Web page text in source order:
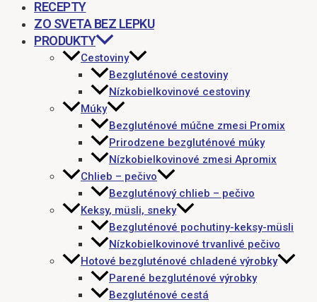
RECEPTY
ZO SVETA BEZ LEPKU
PRODUKTY
Cestoviny
Bezgluténové cestoviny
Nízkobielkovinové cestoviny
Múky
Bezgluténové múčne zmesi Promix
Prirodzene bezgluténové múky
Nízkobielkovinové zmesi Apromix
Chlieb – pečivo
Bezgluténový chlieb – pečivo
Keksy, müsli, sneky
Bezgluténové pochutiny-keksy-müsli
Nízkobielkovinové trvanlivé pečivo
Hotové bezgluténové chladené výrobky
Parené bezgluténové výrobky
Bezgluténové cestá